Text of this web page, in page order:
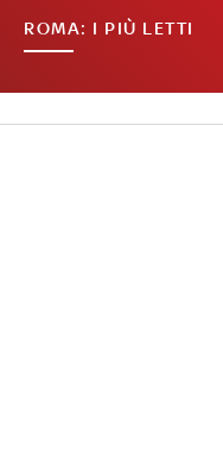
ROMA: I PIÙ LETTI